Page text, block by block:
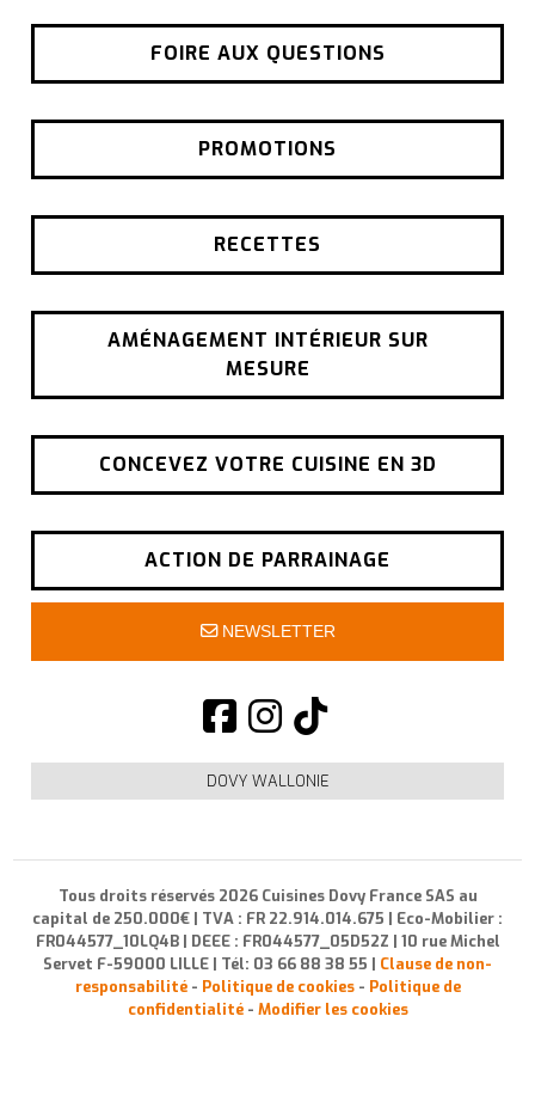
FOIRE AUX QUESTIONS
PROMOTIONS
RECETTES
AMÉNAGEMENT INTÉRIEUR SUR
MESURE
CONCEVEZ VOTRE CUISINE EN 3D
ACTION DE PARRAINAGE
NEWSLETTER
DOVY WALLONIE
Tous droits réservés 2026 Cuisines Dovy France SAS au
capital de 250.000€ | TVA : FR 22.914.014.675 | Eco-Mobilier :
FR044577_10LQ4B | DEEE : FR044577_05D52Z | 10 rue Michel
Servet F-59000 LILLE | Tél: 03 66 88 38 55 | Clause de non-
responsabilité- Politique de cookies- Politique de
confidentialité- Modifier les cookies